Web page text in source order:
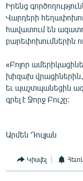
ՓՈԴՔԱՍԹ
Հայերեն
Русский
ՀԵՏԵՎԵՔ ՄԵԶ
«Ազատության»
Իրենց
Վարդերի
հավատում են
բարեփոխումներին
«Բոլոր
խիզախ վրացիներին,
եւ պաշտպանեցին
գրել է Ջորջ Բուշը:
Արմեն Դուլյան
Կիսվել